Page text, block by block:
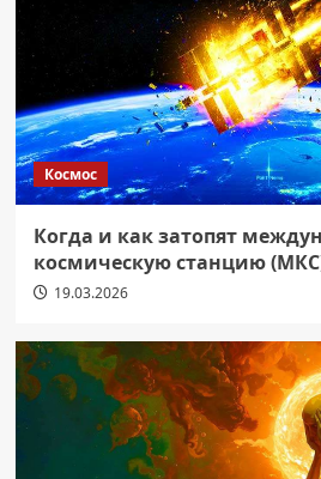
Космос
Когда и как затопят
космическую станцию
19.03.2026